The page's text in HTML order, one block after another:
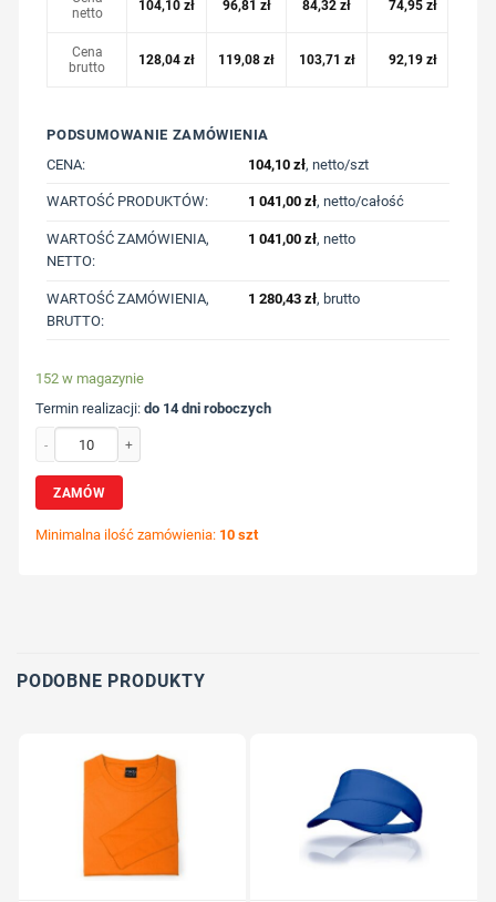
netto
104,10zł 96,81 zł 84,32zł 74,95zł
Cena
brutto
128,04zł 119,08zł 103,71 zł 92,19zł
PODSUMOWANIE ZAMÓWIENIA
CENA:
104,10 zł, netto/szt
WARTOŚĆ PRODUKTÓW: 1 041,00 zł, netto/całość
WARTOŚĆ ZAMÓWIENIA,
NETTO:
1 041,00 zł, netto
WARTOŚĆ ZAMÓWIENIA,
BRUTTO:
1 280,43 zł, brutto
152 w magazynie
Termin realizacji:do 14 dni roboczych
ZAMÓW
Minimalna ilość zamówienia: 10 szt
PODOBNE PRODUKTY